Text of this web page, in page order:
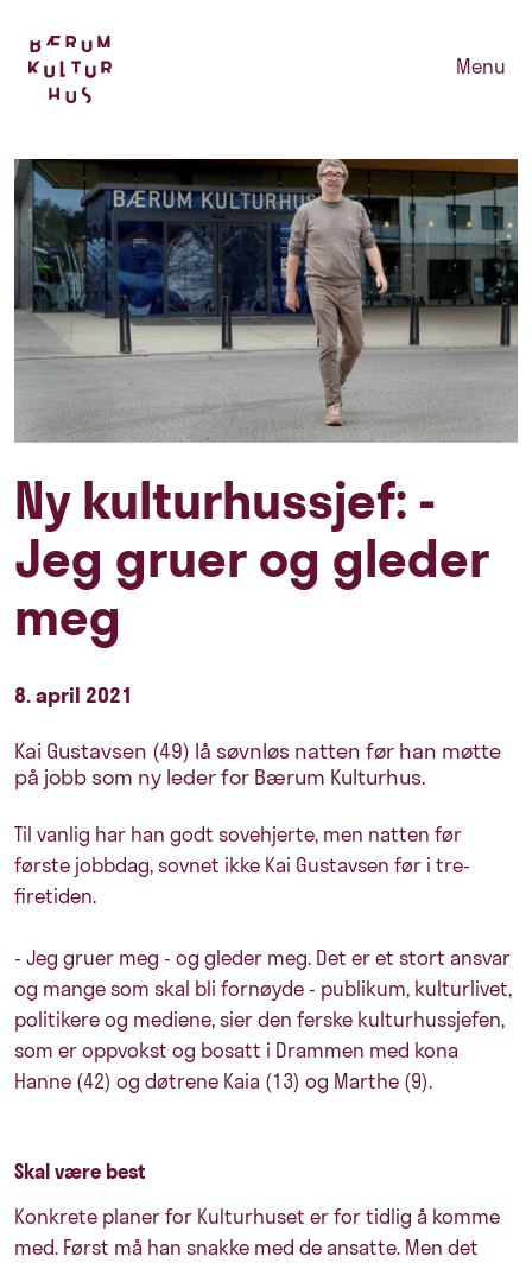
Menu
Ny kulturhussjef: -
Jeg gruer og gleder
meg
8. april 2021
Kai Gustavsen (49) lå søvnløs natten før han møtte
på jobb som ny leder for Bærum Kulturhus.
Til vanlig har han godt sovehjerte, men natten før
første jobbdag, sovnet ikke Kai Gustavsen før i tre-
firetiden.
- Jeg gruer meg - og gleder meg. Det er et stort ansvar
og mange som skal bli fornøyde - publikum, kulturlivet,
politikere og mediene, sier den ferske kulturhussjefen,
som er oppvokst og bosatt i Drammen med kona
Hanne (42) og døtrene Kaia (13) og Marthe (9).
Skal være best
Konkrete planer for Kulturhuset er for tidlig å komme
med. Først må han snakke med de ansatte. Men det